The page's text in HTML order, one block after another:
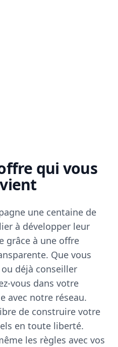
qui vous
une centaine de
à développer leur
grâce à une offre
Que vous
déjà conseiller
vous dans votre
avec notre réseau.
de construire votre
en toute liberté.
les règles avec vos